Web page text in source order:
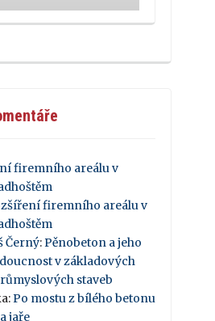
firemního areálu v
firemního areálu v
Černý: Pěnobeton a jeho
v základových
staveb
: Po mostu z bílého betonu
jaře